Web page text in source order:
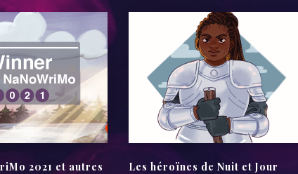
2021 et autres
Les héroïnes de Nuit et Jour